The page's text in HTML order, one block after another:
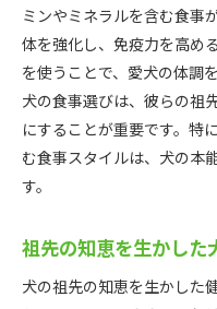
ミンやミネラルを含む食事
体を強化し、免疫力を高め
を使うことで、愛犬の体調
犬の食事選びは、彼らの祖
にすることが重要です。特
む食事スタイルは、犬の本
す。
祖先の知恵を生かした
犬の祖先の知恵を生かした